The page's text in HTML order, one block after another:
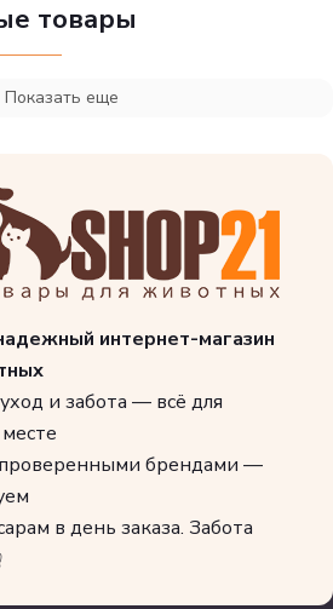
товары
Показать еще
интернет-магазин
и забота — всё для
проверенными брендами —
в день заказа. Забота